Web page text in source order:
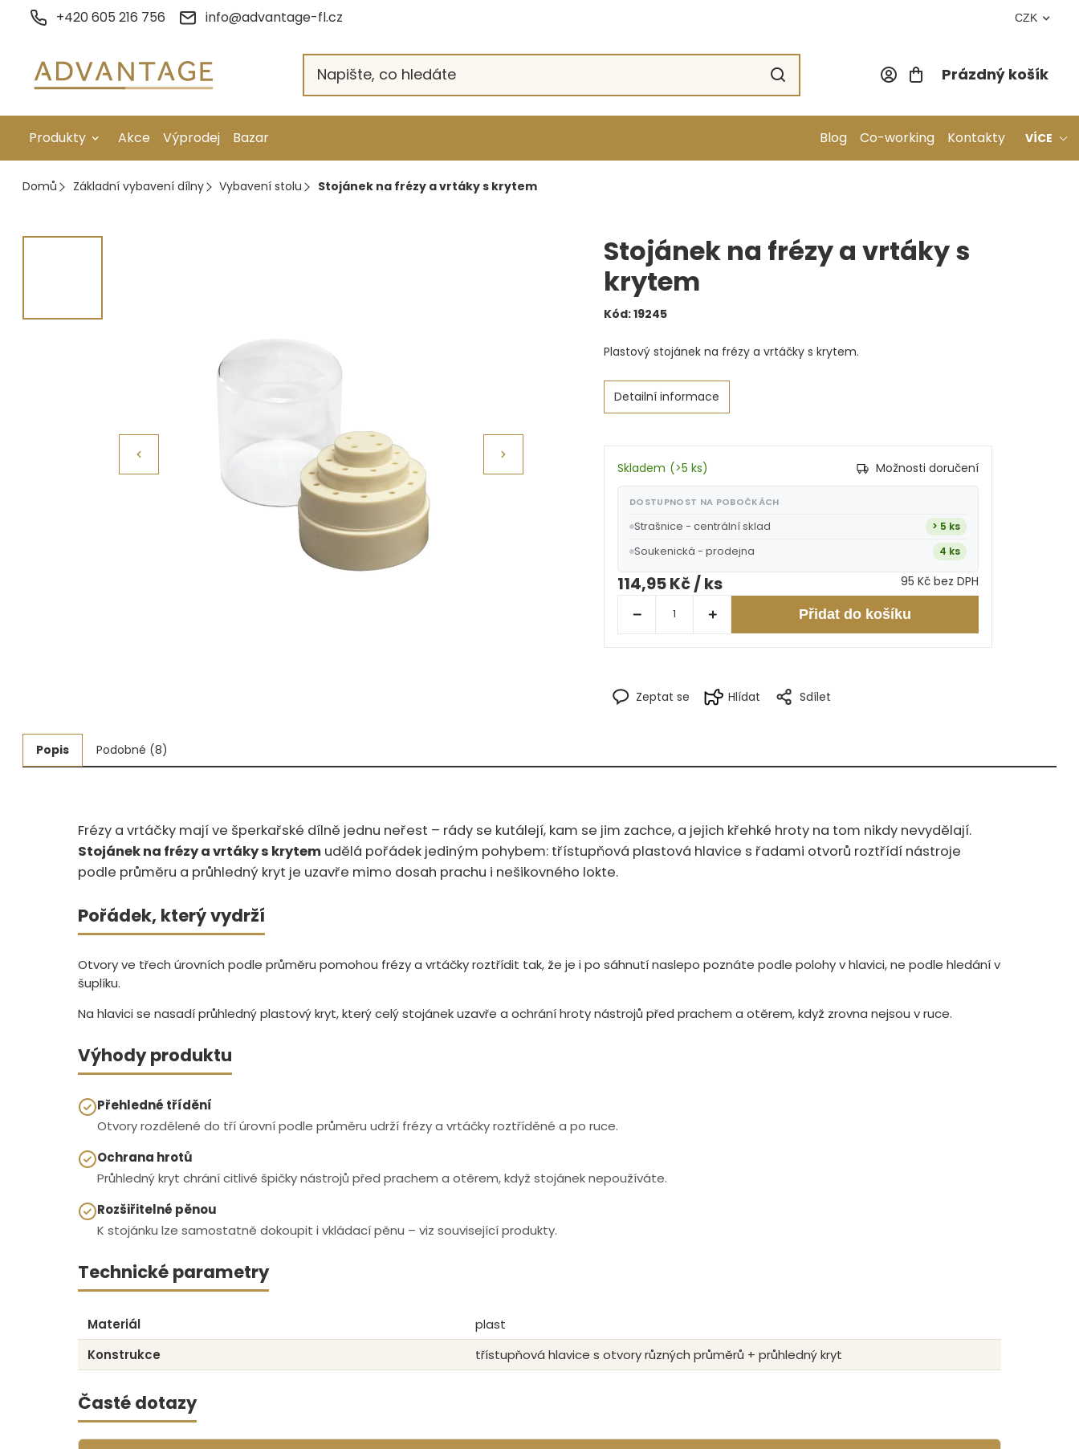
+420 605 216 756 info@advantage-fl.cz CZK
Nákupní
Prázdný košík
Produkty
Galvanické pokovení
Strojní obrábění
Měřidla, testry, váhy
Tvarování
Navlékací nitě, struny, podložky
3D technologie
Hodinářské potřeby
Akce Výprodej Bazar Blog Co-working Kontakty VÍCE
Domů Základní vybavení dílny Vybavení stolu Stojánek na frézy a vrtáky s krytem
Stojánek na frézy a vrtáky s
krytem
Kód:19245
Plastový stojánek na frézy a vrtáčky s krytem.
Detailní informace
Zeptat se Hlídat Sdílet
Skladem (>5 ks) Možnosti doručení
DOSTUPNOST NA POBOČKÁCH
Strašnice - centrální sklad > 5 ks
Soukenická - prodejna 4 ks
114,95 Kč/ ks 95 Kč bez DPH
Přidat do košíku
Popis Podobné (8)
Frézy a vrtáčky mají ve šperkařské dílně jednu neřest – rády se kutálejí, kam se jim zachce, a jejich křehké hroty na tom nikdy nevydělají.
Stojánek na frézy a vrtáky s krytem udělá pořádek jediným pohybem: třístupňová plastová hlavice s řadami otvorů roztřídí nástroje
podle průměru a průhledný kryt je uzavře mimo dosah prachu i nešikovného lokte.
Pořádek, který vydrží
Otvory ve třech úrovních podle průměru pomohou frézy a vrtáčky roztřídit tak, že je i po sáhnutí naslepo poznáte podle polohy v hlavici, ne podle hledání v
šuplíku.
Na hlavici se nasadí průhledný plastový kryt, který celý stojánek uzavře a ochrání hroty nástrojů před prachem a otěrem, když zrovna nejsou v ruce.
Výhody produktu
Přehledné třídění
Otvory rozdělené do tří úrovní podle průměru udrží frézy a vrtáčky roztříděné a po ruce.
Ochrana hrotů
Průhledný kryt chrání citlivé špičky nástrojů před prachem a otěrem, když stojánek nepoužíváte.
Rozšiřitelné pěnou
K stojánku lze samostatně dokoupit i vkládací pěnu – viz související produkty.
Technické parametry
Materiál
plast
Konstrukce
třístupňová hlavice s otvory různých průměrů + průhledný kryt
Časté dotazy